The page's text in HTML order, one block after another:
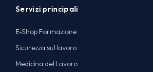
Servizi principali
E-Shop Formazione
Sicurezza sul lavoro
Medicina del Lavoro